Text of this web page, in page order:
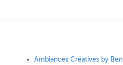
Ambiances Créatives by Ben